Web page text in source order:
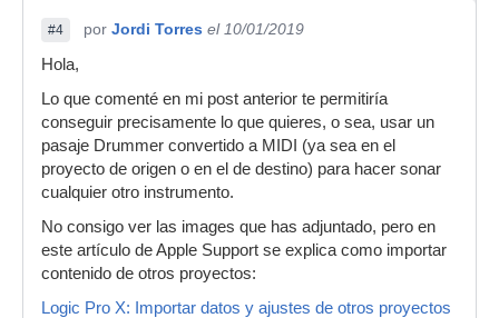
#4 por Jordi Torres el 10/01/2019
Hola,
Lo que comenté en mi post anterior te permitiría
conseguir precisamente lo que quieres, o sea, usar un
pasaje Drummer convertido a MIDI (ya sea en el
proyecto de origen o en el de destino) para hacer sonar
cualquier otro instrumento.
No consigo ver las images que has adjuntado, pero en
este artículo de Apple Support se explica como importar
contenido de otros proyectos:
Logic Pro X: Importar datos y ajustes de otros proyectos